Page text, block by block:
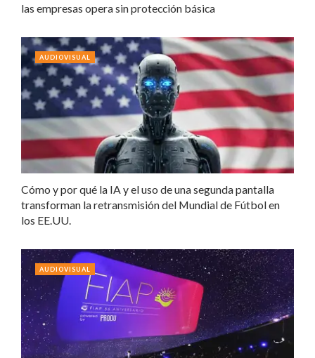
las empresas opera sin protección básica
Cómo y por qué la IA y el uso de una segunda pantalla
transforman la retransmisión del Mundial de Fútbol en
los EE.UU.
AUDIOVISUAL
AUDIOVISUAL